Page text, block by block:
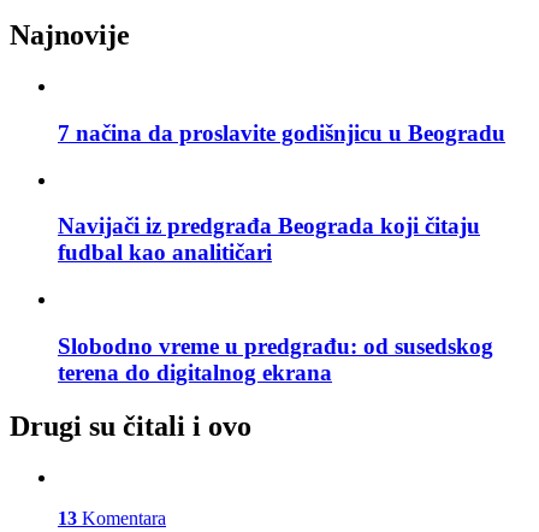
Najnovije
7 načina da proslavite godišnjicu u Beogradu
Navijači iz predgrađa Beograda koji čitaju
fudbal kao analitičari
Slobodno vreme u predgrađu: od susedskog
terena do digitalnog ekrana
Drugi su čitali i ovo
13 Komentara